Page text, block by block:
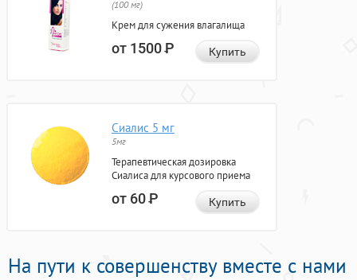
(100 мг)
Крем для сужения влагалища
от 1500Р Купить
Сиалис 5 мг
5мг
Терапевтическая дозировка
Сиалиса для курсового приема
от 60Р Купить
На пути к совершенству вместе с нами